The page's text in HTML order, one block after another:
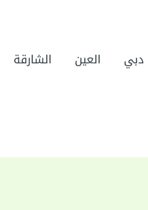
دبي العين الشارقة